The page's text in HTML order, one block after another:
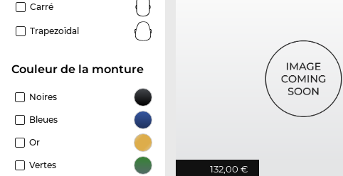
Carré
Trapezoïdal
Couleur de la monture
Noires
Bleues
Or
Vertes 132,00 €